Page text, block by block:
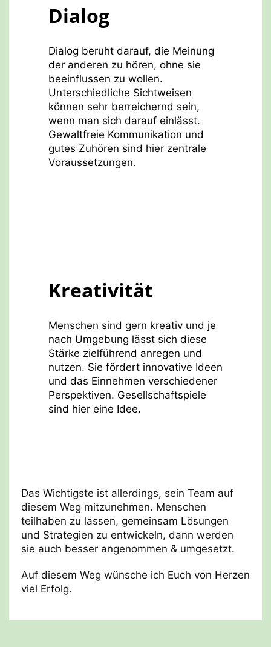
Dialog
Dialog beruht darauf, die Meinung
der anderen zu hören, ohne sie
beeinflussen zu wollen.
Unterschiedliche Sichtweisen
können sehr berreichernd sein,
wenn man sich darauf einlässt.
Gewaltfreie Kommunikation und
gutes Zuhören sind hier zentrale
Voraussetzungen.
Kreativität
Menschen sind gern kreativ und je
nach Umgebung lässt sich diese
Stärke zielführend anregen und
nutzen. Sie fördert innovative Ideen
und das Einnehmen verschiedener
Perspektiven. Gesellschaftspiele
sind hier eine Idee.
Das Wichtigste ist allerdings, sein Team auf
diesem Weg mitzunehmen. Menschen
teilhaben zu lassen, gemeinsam Lösungen
und Strategien zu entwickeln, dann werden
sie auch besser angenommen & umgesetzt.
Auf diesem Weg wünsche ich Euch von Herzen
viel Erfolg.